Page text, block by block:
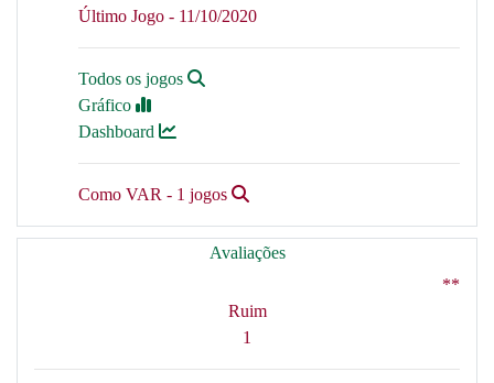
Último Jogo - 11/10/2020
Todos os jogos
Gráfico
Dashboard
Como VAR - 1 jogos
Avaliações
**
Ruim
1